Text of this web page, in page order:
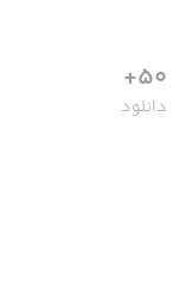
50+
دانلود